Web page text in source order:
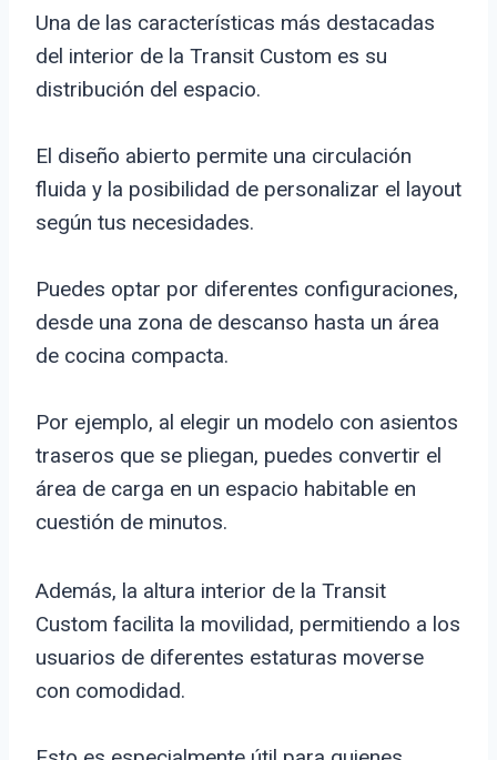
Una de las características más destacadas
del interior de la Transit Custom es su
distribución del espacio.
El diseño abierto permite una circulación
fluida y la posibilidad de personalizar el layout
según tus necesidades.
Puedes optar por diferentes configuraciones,
desde una zona de descanso hasta un área
de cocina compacta.
Por ejemplo, al elegir un modelo con asientos
traseros que se pliegan, puedes convertir el
área de carga en un espacio habitable en
cuestión de minutos.
Además, la altura interior de la Transit
Custom facilita la movilidad, permitiendo a los
usuarios de diferentes estaturas moverse
con comodidad.